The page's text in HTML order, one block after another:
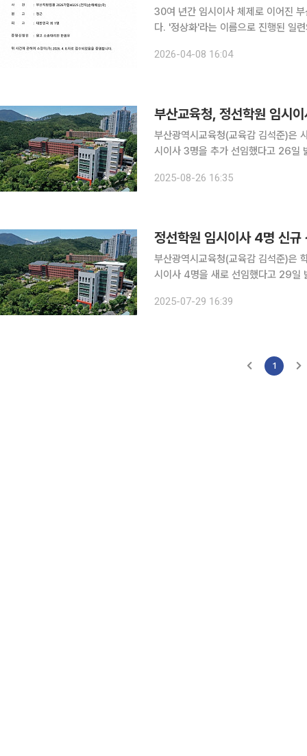
30여 년간 임시이사 체제로 이어진
다. '정상화'라는 이름으로 진행된 일
2026-04-08 16:04
부산교육청, 정선학원 임시
부산광역시교육청(교육감 김석준)은
시이사 3명을 추가 선임했다고 26일 밝혔다. 이번 인선으로 지난 7월 선임된 4명
1명의 후임과, 지난달 1일 사임한 2명
2025-08-26 16:35
정선학원 임시이사 4명 신규
부산광역시교육청(교육감 김석준)은
시이사 4명을 새로 선임했다고 29일 밝혔다. 이번 인사는 기존 임시이사 4명의
2025-07-29 16:39
1